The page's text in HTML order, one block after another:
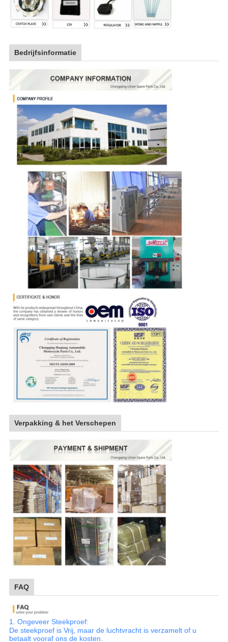
Bedrijfsinformatie
Verpakking & het Verschepen
FAQ
1. Ongeveer Steekproef:
De steekproef is Vrij, maar de luchtvracht is verzamelt of u
betaalt vooraf ons de kosten.